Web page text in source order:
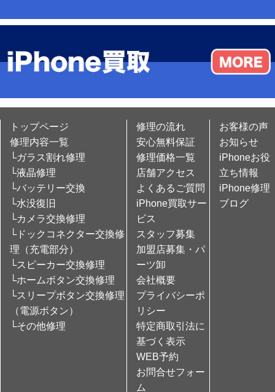
トップページ
修理内容一覧
└ガラス割れ修理
└液晶修理
└バッテリー交換
└水没復旧
└カメラ交換修理
└ドックコネクター交換修
理（充電部分）
└スピーカー交換修理
└ホームボタン交換修理
└スリープボタン交換修理
（電源ボタン）
└その他修理
修理の流れ
安心無料保証
修理価格一覧
店舗アクセス
よくあるご質問
iPhone買取サー
ビス
スタッフ募集
加盟店募集・パ
ーツ卸
会社概要
プライバシーポ
リシー
特定商取引法に
基づく表示
WEB予約
お問合せフォー
ム
お客様の声
お知らせ
iPhoneお役
立ち情報
iPhone修理
ブログ